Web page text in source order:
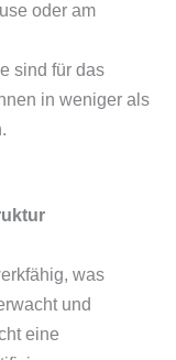
oder am
sind für das
in weniger als
was
und
eine